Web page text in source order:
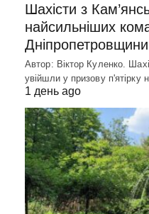
Шахісти з
найсильніших
Дніпропетровщини
Автор: Віктор Куленко.
увійшли у призову п'ятірку
1 день ago